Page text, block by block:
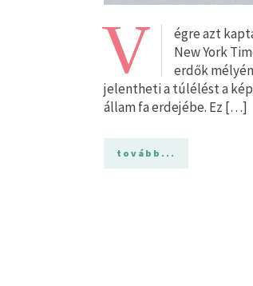
V
égre azt
New York
erdők
jelentheti a túlélést a
állam fa erdejébe. Ez […]
tovább...